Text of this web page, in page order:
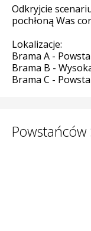
Odkryjcie
pochłoną Was
Lokalizacje:
Brama A -
Brama B -
Brama C -
Powstańców